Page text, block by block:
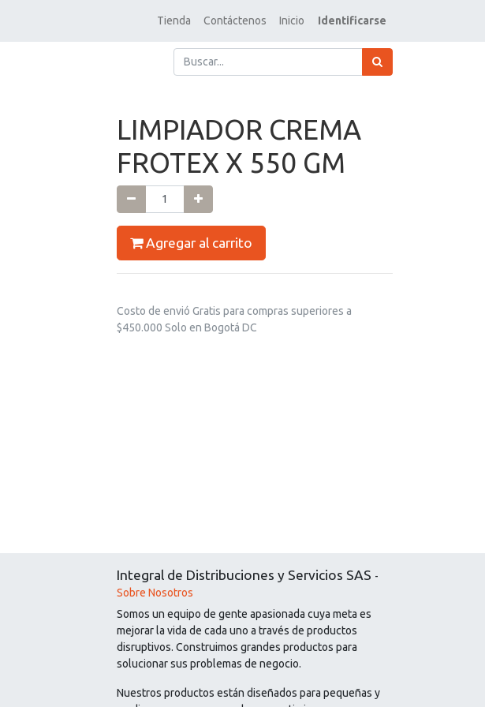
Tienda Contáctenos Inicio Identificarse
LIMPIADOR CREMA
FROTEX X 550 GM
Agregar al carrito
Costo de envió Gratis para compras superiores a
$450.000 Solo en Bogotá DC
Integral de Distribuciones y Servicios SAS -
Sobre Nosotros
Somos un equipo de gente apasionada cuya meta es
mejorar la vida de cada uno a través de productos
disruptivos. Construimos grandes productos para
solucionar sus problemas de negocio.
Nuestros productos están diseñados para pequeñas y